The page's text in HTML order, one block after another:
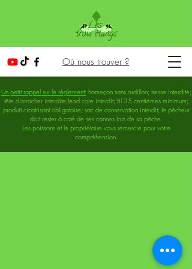
Où nous trouver ?
Un petit rappel sur le règlement: hameçon sans ardillon; tresse interdite;
tête d'arracher interdite;lead core interdit; fil 35 centièmes minimum;
produit cicatrisant obligatoire; sac de conservation interdit; le pêcheur
doit rester à coté de ses cannes lors de sa pêche.
Les poissons et le propriétaire vous remercie pour votre
compréhension.